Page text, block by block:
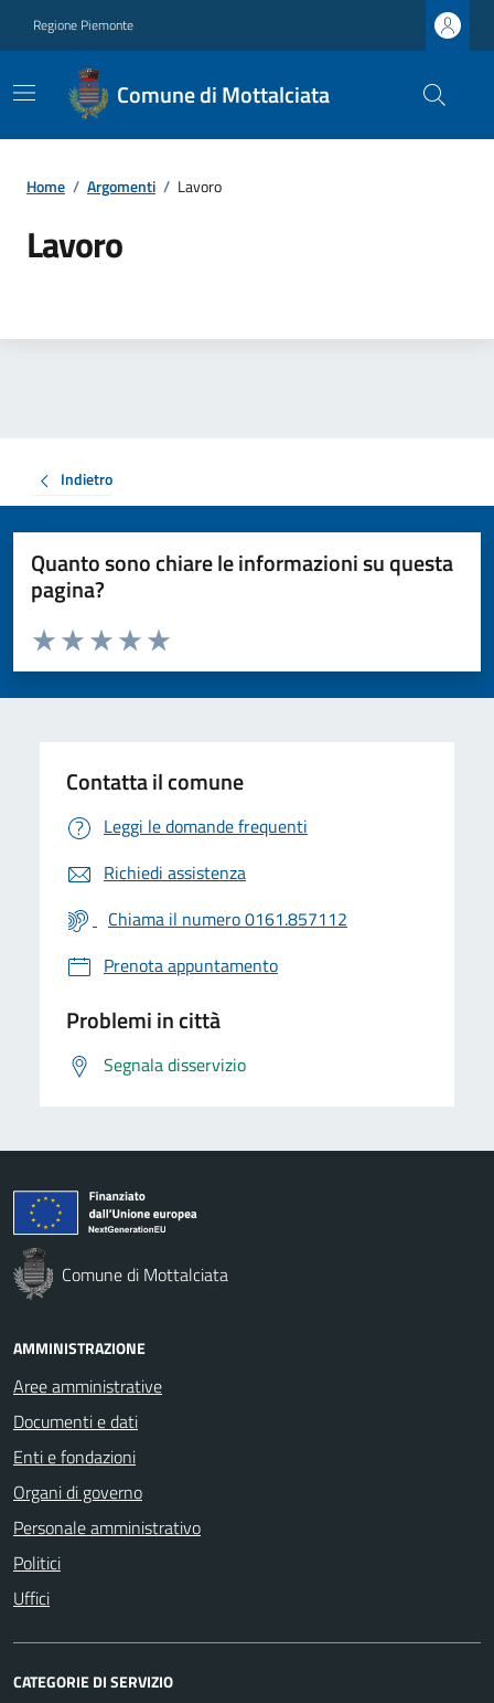
Regione Piemonte
Comune di Mottalciata
Home / Argomenti / Lavoro
Lavoro
Indietro
Quanto sono chiare le informazioni su questa
pagina?
Valuta da 1 a 5 stelle la pagina
Valuta 5 stelle su 5
Valuta 4 stelle su 5
Valuta 3 stelle su 5
Valuta 2 stelle su 5
Valuta 1 stelle su 5
Contatta il comune
Leggi le domande frequenti
Richiedi assistenza
Chiama il numero 0161.857112
Prenota appuntamento
Problemi in città
Segnala disservizio
Comune di Mottalciata
AMMINISTRAZIONE
Aree amministrative
Documenti e dati
Enti e fondazioni
Organi di governo
Personale amministrativo
Politici
Uffici
CATEGORIE DI SERVIZIO